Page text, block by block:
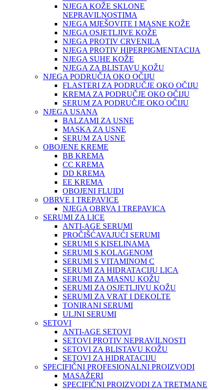
NJEGA KOŽE SKLONE
NEPRAVILNOSTIMA
NJEGA MJEŠOVITE I MASNE KOŽE
NJEGA OSJETLJIVE KOŽE
NJEGA PROTIV CRVENILA
NJEGA PROTIV HIPERPIGMENTACIJA
NJEGA SUHE KOŽE
NJEGA ZA BLISTAVU KOŽU
NJEGA PODRUČJA OKO OČIJU
FLASTERI ZA PODRUČJE OKO OČIJU
KREMA ZA PODRUČJE OKO OČIJU
SERUM ZA PODRUČJE OKO OČIJU
NJEGA USANA
BALZAMI ZA USNE
MASKA ZA USNE
SERUM ZA USNE
OBOJENE KREME
BB KREMA
CC KREMA
DD KREMA
EE KREMA
OBOJENI FLUIDI
OBRVE I TREPAVICE
NJEGA OBRVA I TREPAVICA
SERUMI ZA LICE
ANTI-AGE SERUMI
PROČIŠĆAVAJUĆI SERUMI
SERUMI S KISELINAMA
SERUMI S KOLAGENOM
SERUMI S VITAMINOM C
SERUMI ZA HIDRATACIJU LICA
SERUMI ZA MASNU KOŽU
SERUMI ZA OSJETLJIVU KOŽU
SERUMI ZA VRAT I DEKOLTE
TONIRANI SERUMI
ULJNI SERUMI
SETOVI
ANTI-AGE SETOVI
SETOVI PROTIV NEPRAVILNOSTI
SETOVI ZA BLISTAVU KOŽU
SETOVI ZA HIDRATACIJU
SPECIFIČNI PROFESIONALNI PROIZVODI
MASAŽERI
SPECIFIČNI PROIZVODI ZA TRETMANE